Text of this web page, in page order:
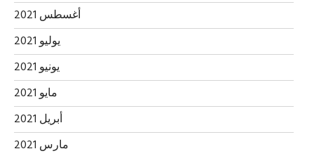
أغسطس 2021
يوليو 2021
يونيو 2021
مايو 2021
أبريل 2021
مارس 2021